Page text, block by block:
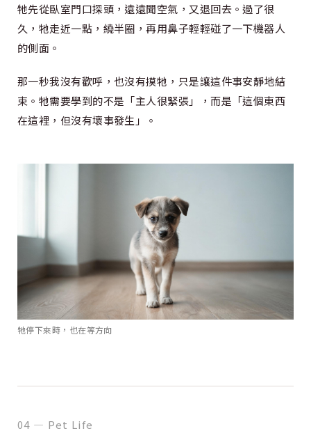
牠先從臥室門口探頭，遠遠聞空氣，又退回去。過了很
久，牠走近一點，繞半圈，再用鼻子輕輕碰了一下機器人
的側面。
那一秒我沒有歡呼，也沒有摸牠，只是讓這件事安靜地結
束。牠需要學到的不是「主人很緊張」，而是「這個東西
在這裡，但沒有壞事發生」。
牠停下來時，也在等方向
04 — Pet Life